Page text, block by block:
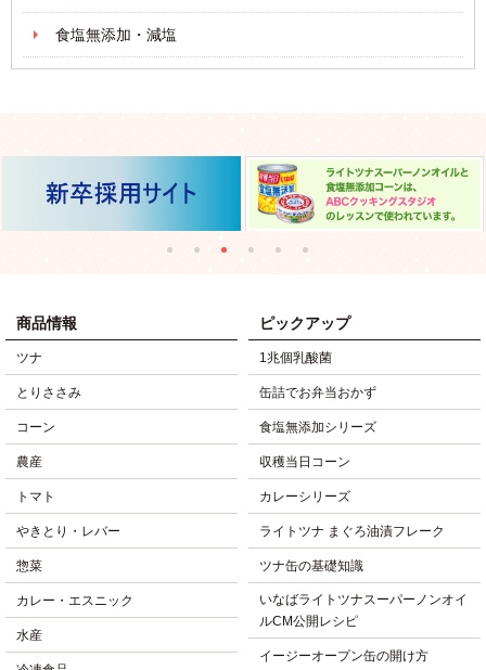
食塩無添加・減塩
商品情報
ツナ
とりささみ
コーン
農産
トマト
やきとり・レバー
惣菜
カレー・エスニック
水産
ピックアップ
1兆個乳酸菌
缶詰でお弁当おかず
食塩無添加シリーズ
収穫当日コーン
カレーシリーズ
ライトツナ まぐろ油漬フレーク
ツナ缶の基礎知識
いなばライトツナスーパーノンオイ
ルCM公開レシピ
イージーオープン缶の開け方